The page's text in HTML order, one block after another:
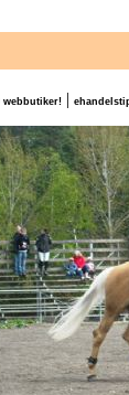
webbutiker!|